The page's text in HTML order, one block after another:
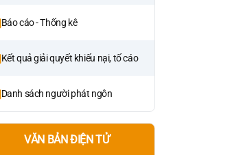
Báo cáo - Thống kê
Kết quả giải quyết khiếu nại, tố cáo
Danh sách người phát ngôn
VĂN BẢN ĐIỆN TỬ